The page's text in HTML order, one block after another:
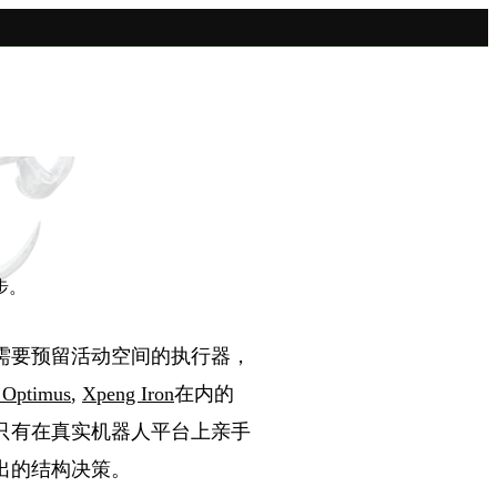
预留活动空间的执行器，
, Xpeng Iron在内的
有在真实机器人平台上亲手
结构决策。